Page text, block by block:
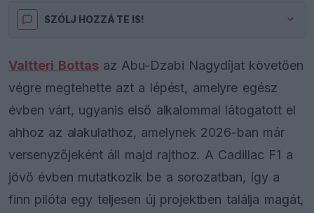
SZÓLJ HOZZÁ TE IS!
Valtteri Bottasaz Abu-Dzabi Nagydíjat követően
végre megtehette azt a lépést, amelyre egész
évben várt, ugyanis első alkalommal látogatott el
ahhoz az alakulathoz, amelynek 2026-ban már
versenyzőjeként áll majd rajthoz. A Cadillac F1 a
jövő évben mutatkozik be a sorozatban, így a
finn pilóta egy teljesen új projektben találja magát,